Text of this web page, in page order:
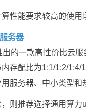
性能要求较高的使用
务器
的一款高性价比云
存配比为1:1/1:2/
服务器、中小类型
则推荐选择通用算力